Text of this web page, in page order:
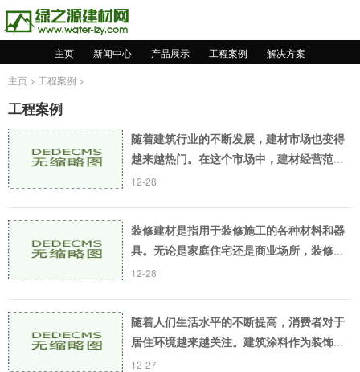
主页 新闻中心 产品展示 工程案例
解决方案
主页 > 工程案例 >
工程案例
随着建筑行业的不断发展，建材市场也变得
越来越热门。在这个市场中，建材经营范围
非常广泛，包括了木材、石材、瓷砖、沥
12-28
装修建材是指用于装修施工的各种材料和器
具。无论是家庭住宅还是商业场所，装修建
材是装修工作中不可缺少的部分。随着人们
12-28
随着人们生活水平的不断提高，消费者对于
居住环境越来越关注。建筑涂料作为装饰材
料的代表，其用途不仅仅是为了美观，还起
12-27